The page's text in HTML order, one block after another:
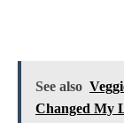
See also
Changed My